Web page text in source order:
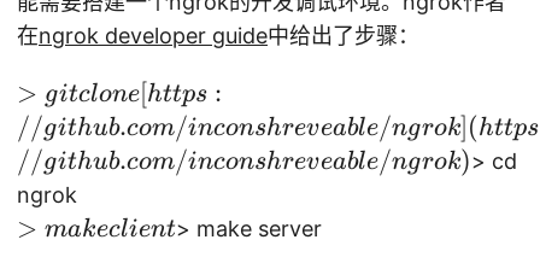
在ngrok developer guide中给出了步骤：
>
gi
t
cl
o
> gitclone[https :
//github.com/inconshreveable/ngrok](https
//github.com/inconshreveable/ngrok)> cd
ngrok
>
> makeclient> make server